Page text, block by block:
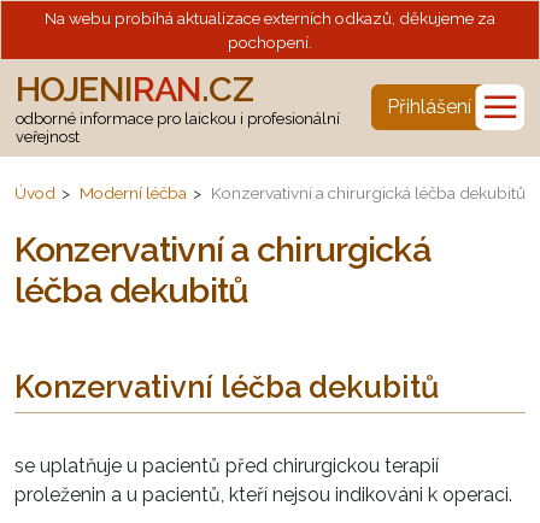
Na webu probíhá aktualizace externích odkazů, děkujeme za
pochopení.
HOJENIRAN.CZ
odborné informace pro laickou i profesionální
veřejnost
Přihlášení ☰
Úvod Moderní léčba Konzervativní a chirurgická léčba dekubitů
Konzervativní a chirurgická
léčba dekubitů
Konzervativní léčba dekubitů
se uplatňuje u pacientů před chirurgickou terapií
proleženin a u pacientů, kteří nejsou indikováni k operaci.